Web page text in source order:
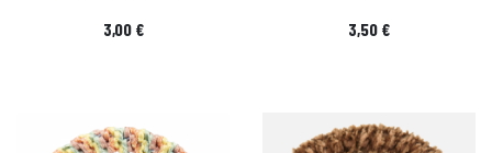
Prix
3,00 € Prix
3,50 €